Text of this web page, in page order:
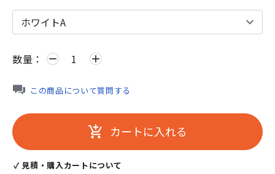
数量： remove add
この商品について質問する
add_shopping_cart カートに入れる
✓ 見積・購入カートについて